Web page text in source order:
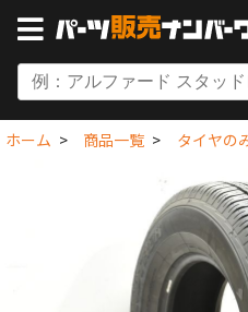
ホーム 商品一覧 タイヤの